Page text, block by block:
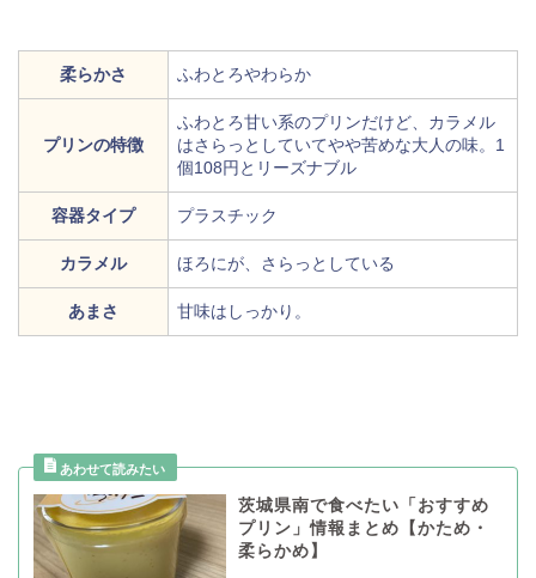
柔らかさ ふわとろやわらか
プリンの特徴
ふわとろ甘い系のプリンだけど、カラメル
はさらっとしていてやや苦めな大人の味。1
個108円とリーズナブル
容器タイプ プラスチック
カラメル ほろにが、さらっとしている
あまさ 甘味はしっかり。
茨城県南で食べたい「おすすめ
プリン」情報まとめ【かため・
柔らかめ】